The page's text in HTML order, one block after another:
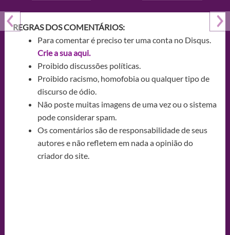
REGRAS DOS COMENTÁRIOS:
Para comentar é preciso ter uma conta no Disqus.
Crie a sua aqui.
Proibido discussões políticas.
Proibido racismo, homofobia ou qualquer tipo de
discurso de ódio.
Não poste muitas imagens de uma vez ou o sistema
pode considerar spam.
Os comentários são de responsabilidade de seus
autores e não refletem em nada a opinião do
criador do site.